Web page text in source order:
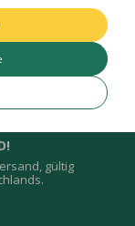
gültig